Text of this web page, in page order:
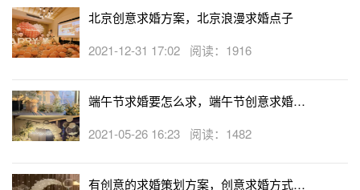
北京创意求婚方案，北京浪漫求婚点子
2021-12-31 17:02 阅读：1916
端午节求婚要怎么求，端午节创意求婚方
2021-05-26 16:23 阅读：1482
有创意的求婚策划方案，创意求婚方式盘